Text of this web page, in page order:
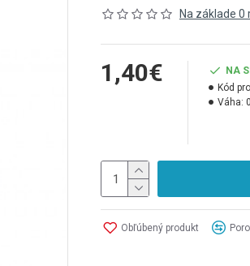
Na základe 0
1,40€
NA
Kód
Váha:
Obľúbený produkt